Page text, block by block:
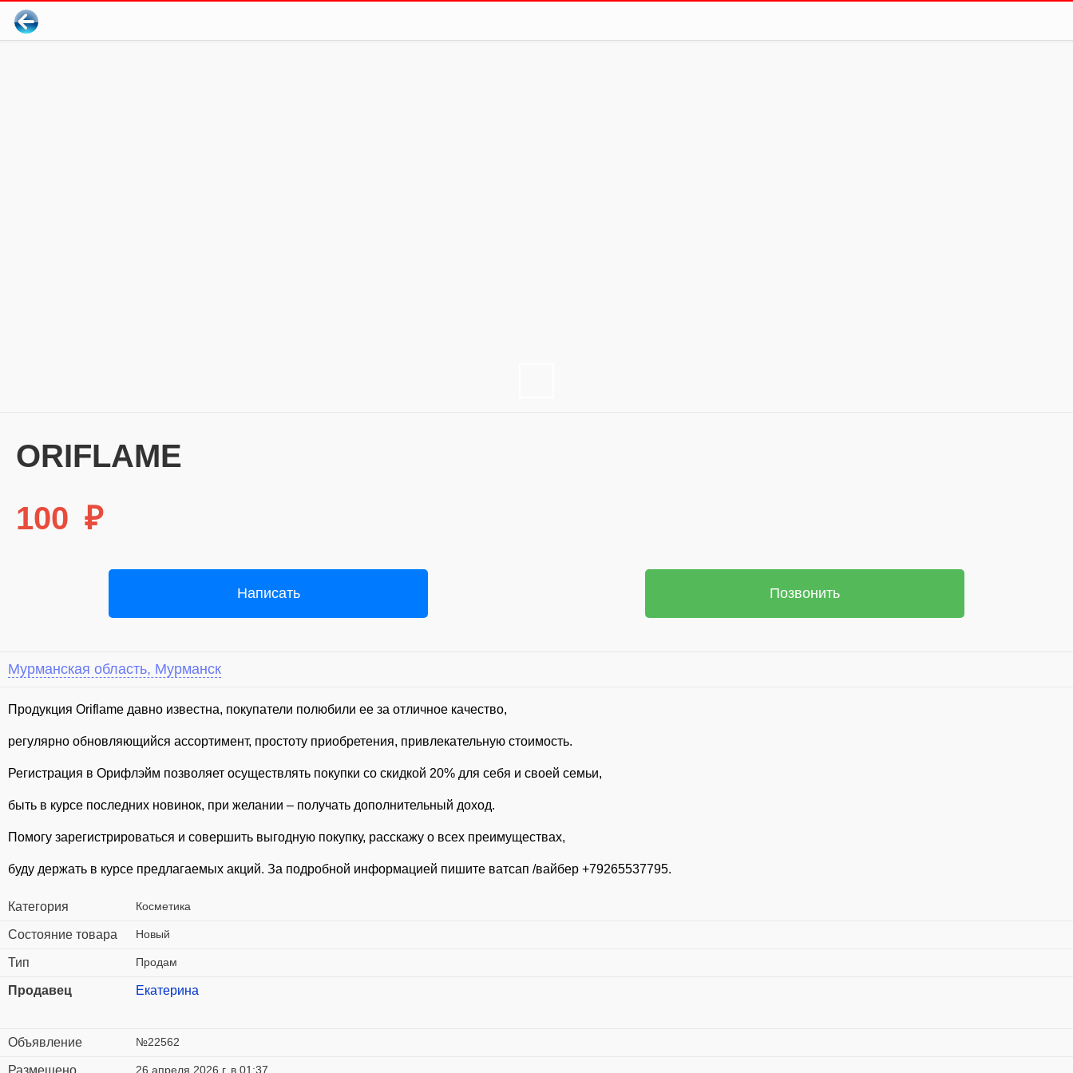
ORIFLAME
100 ₽
Написать Позвонить
Мурманская область, Мурманск
⁣Продукция Oriflame давно известна, покупатели полюбили ее за отличное качество,
регулярно обновляющийся ассортимент, простоту приобретения, привлекательную стоимость.
Регистрация в Орифлэйм позволяет осуществлять покупки со скидкой 20% для себя и своей семьи,
быть в курсе последних новинок, при желании – получать дополнительный доход.
Помогу зарегистрироваться и совершить выгодную покупку, расскажу о всех преимуществах,
буду держать в курсе предлагаемых акций. За подробной информацией пишите ватсап /вайбер +79265537795.
Категория Косметика
Состояние товара Новый
Тип Продам
Продавец Екатерина
Объявление №22562
Размещено 26 апреля 2026 г. в 01:37